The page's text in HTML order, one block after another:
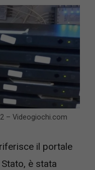
– Videogiochi.com
il portale
è stata